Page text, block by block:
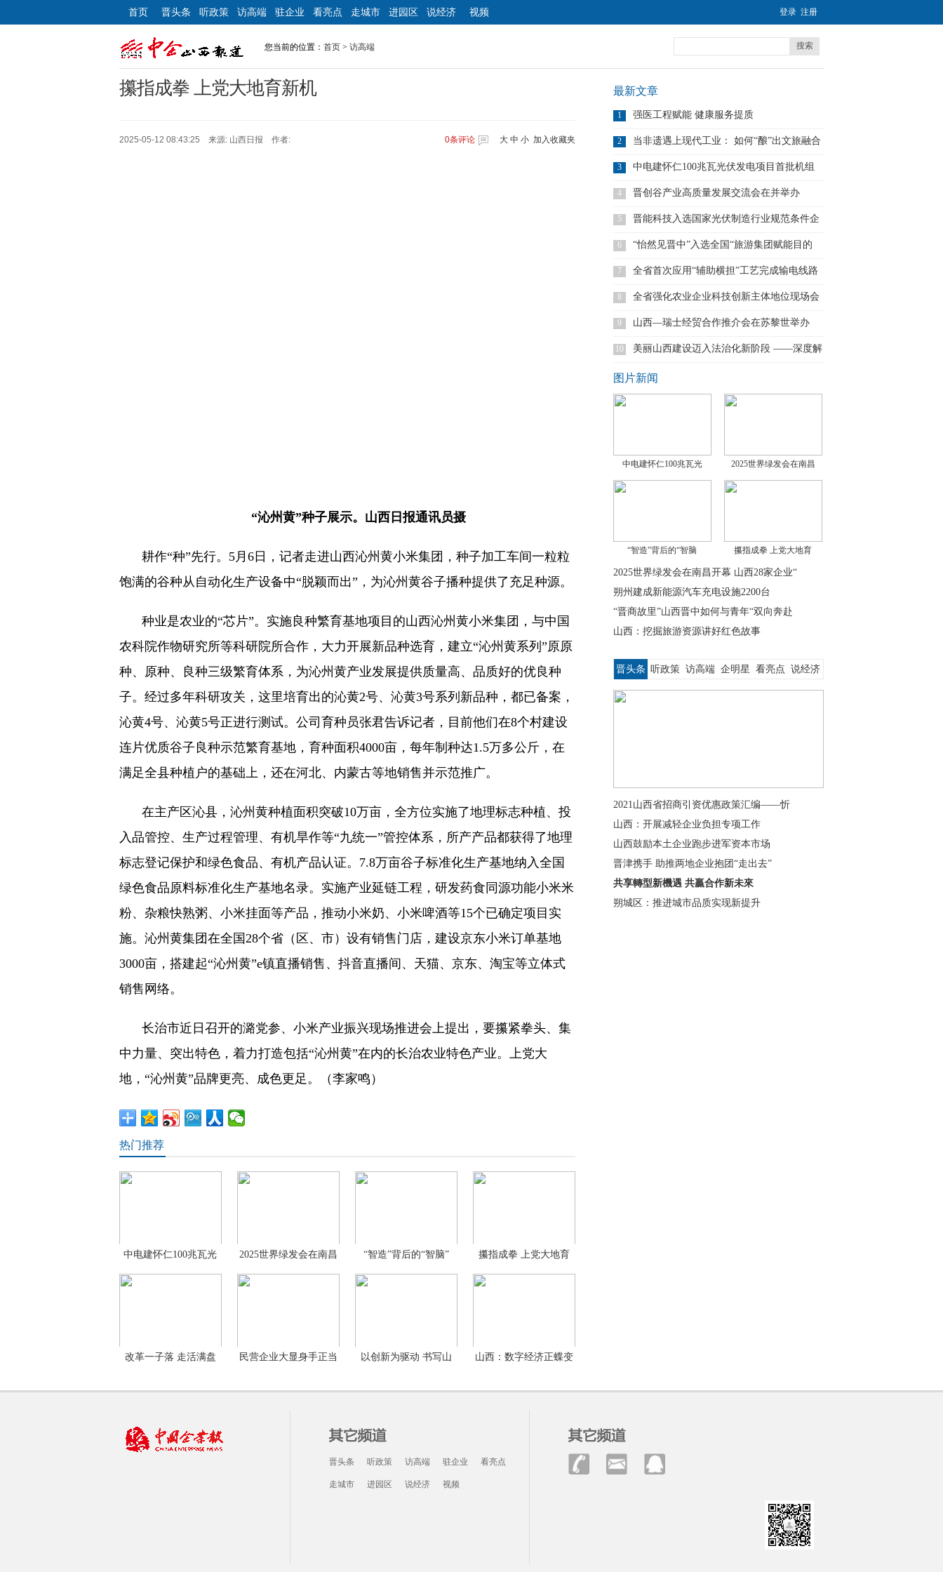
首页 晋头条 听政策 访高端 驻企业 看亮点 走城市 进园区 说经济 视频 登录 注册
您当前的位置： 首页 > 访高端 搜索
攥指成拳 上党大地育新机
2025-05-12 08:43:25 来源: 山西日报 作者: 大 中 小 加入收藏夹
0条评论
“沁州黄”种子展示。山西日报通讯员摄
耕作“种”先行。5月6日，记者走进山西沁州黄小米集团，种子加工车间一粒粒
饱满的谷种从自动化生产设备中“脱颖而出”，为沁州黄谷子播种提供了充足种源。
种业是农业的“芯片”。实施良种繁育基地项目的山西沁州黄小米集团，与中国
农科院作物研究所等科研院所合作，大力开展新品种选育，建立“沁州黄系列”原原
种、原种、良种三级繁育体系，为沁州黄产业发展提供质量高、品质好的优良种
子。经过多年科研攻关，这里培育出的沁黄2号、沁黄3号系列新品种，都已备案，
沁黄4号、沁黄5号正进行测试。公司育种员张君告诉记者，目前他们在8个村建设
连片优质谷子良种示范繁育基地，育种面积4000亩，每年制种达1.5万多公斤，在
满足全县种植户的基础上，还在河北、内蒙古等地销售并示范推广。
在主产区沁县，沁州黄种植面积突破10万亩，全方位实施了地理标志种植、投
入品管控、生产过程管理、有机旱作等“九统一”管控体系，所产产品都获得了地理
标志登记保护和绿色食品、有机产品认证。7.8万亩谷子标准化生产基地纳入全国
绿色食品原料标准化生产基地名录。实施产业延链工程，研发药食同源功能小米米
粉、杂粮快熟粥、小米挂面等产品，推动小米奶、小米啤酒等15个已确定项目实
施。沁州黄集团在全国28个省（区、市）设有销售门店，建设京东小米订单基地
3000亩，搭建起“沁州黄”e镇直播销售、抖音直播间、天猫、京东、淘宝等立体式
销售网络。
长治市近日召开的潞党参、小米产业振兴现场推进会上提出，要攥紧拳头、集
中力量、突出特色，着力打造包括“沁州黄”在内的长治农业特色产业。上党大
地，“沁州黄”品牌更亮、成色更足。（李家鸣）
热门推荐
中电建怀仁100兆瓦光
伏
2025世界绿发会在南昌
开
“智造”背后的“智脑”
攥指成拳 上党大地育
新
改革一子落 走活满盘
民营企业大显身手正当
以创新为驱动 书写山
山西：数字经济正蝶变
最新文章
1 强医工程赋能 健康服务提质
2 当非遗遇上现代工业： 如何“酿”出文旅融合
3
中电建怀仁100兆瓦光伏发电项目首批机组
4 晋创谷产业高质量发展交流会在并举办
5
晋能科技入选国家光伏制造行业规范条件企
业
6 “怡然见晋中”入选全国“旅游集团赋能目的
7 全省首次应用“辅助横担”工艺完成输电线路
8
全省强化农业企业科技创新主体地位现场会
提
9 山西—瑞士经贸合作推介会在苏黎世举办
10 美丽山西建设迈入法治化新阶段 ——深度解
图片新闻
中电建怀仁100兆瓦光 2025世界绿发会在南昌
“智造”背后的“智脑 攥指成拳 上党大地育
2025世界绿发会在南昌开幕 山西28家企业“
朔州建成新能源汽车充电设施2200台
“晋商故里”山西晋中如何与青年“双向奔赴
山西：挖掘旅游资源讲好红色故事
晋头条 听政策 访高端 企明星 看亮点 说经济
2021山西省招商引资优惠政策汇编——忻
山西：开展减轻企业负担专项工作
山西鼓励本土企业跑步进军资本市场
晋津携手 助推两地企业抱团“走出去”
共享轉型新機遇 共贏合作新未來
朔城区：推进城市品质实现新提升
晋头条 听政策 访高端 驻企业 看亮点
走城市 进园区 说经济 视频